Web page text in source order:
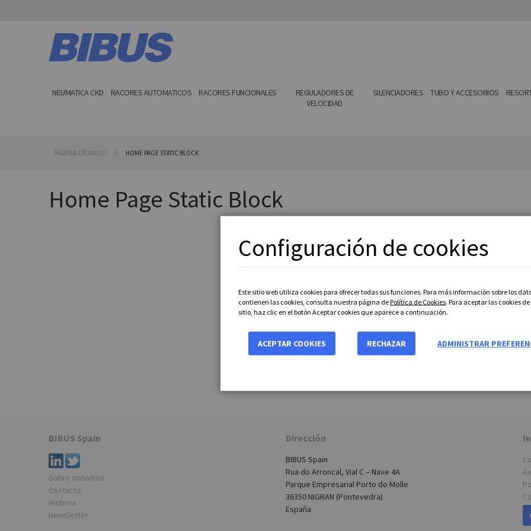
al
contenido
NEUMATICA CKD RACORES AUTOMATICOS RACORES FUNCIONALES
REGULADORES DE
VELOCIDAD
SILENCIADORES TUBO Y ACCESORIOS
PÁGINA DE INICIO HOME PAGE STATIC BLOCK
Home Page Static Block
BIBUS Spain
Sobre nosotros
Contacto
Historia
Newsletter
Dirección
BIBUS Spain
Rua do Arroncal, Vial C – Nave 4A
Parque Empresarial Porto do Molle
36350 NIGRAN (Pontevedra)
España
Configuración de cookies
Este sitio web utiliza cookies para ofrecer todas sus funciones. Para más información sobre los
contienen las cookies, consulta nuestra página dePolítica de Cookies. Para aceptar las cookies de
sitio, haz clic en el botón Aceptar cookies que aparece a continuación.
ACEPTAR COOKIES RECHAZAR ADMINISTRAR